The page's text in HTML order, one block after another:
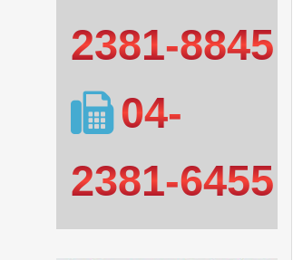
2381-8845
04-
2381-6455